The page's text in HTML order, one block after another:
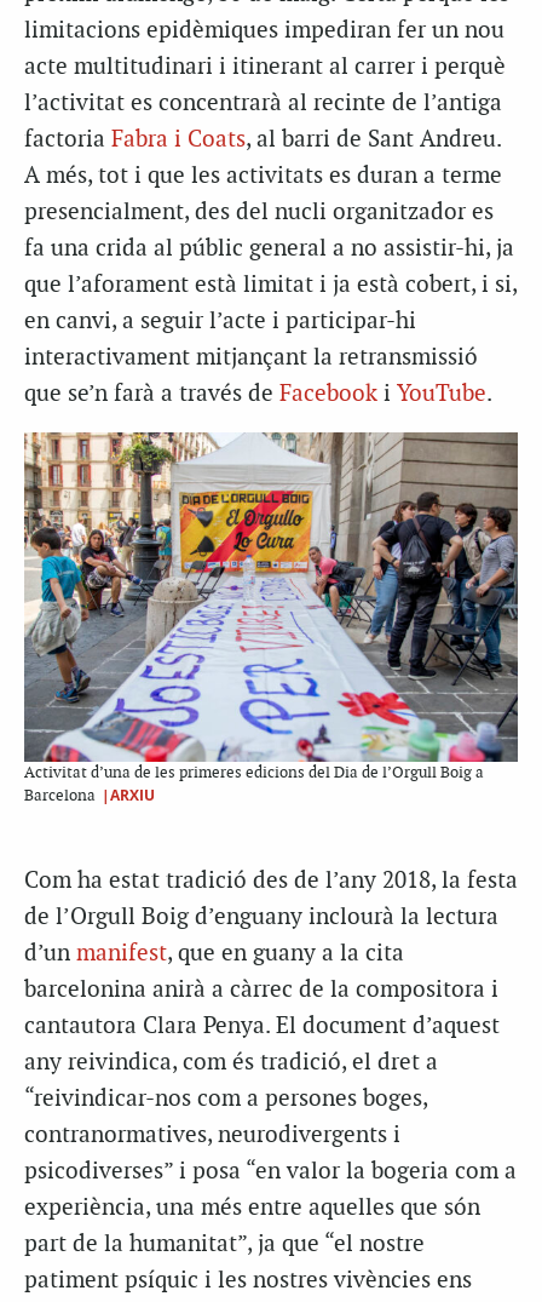
limitacions epidèmiques impediran fer un nou
acte multitudinari i itinerant al carrer i perquè
l’activitat es concentrarà al recinte de l’antiga
factoria Fabra i Coats, al barri de Sant Andreu.
A més, tot i que les activitats es duran a terme
presencialment, des del nucli organitzador es
fa una crida al públic general a no assistir-hi, ja
que l’aforament està limitat i ja està cobert, i si,
en canvi, a seguir l’acte i participar-hi
interactivament mitjançant la retransmissió
que se’n farà a través de Facebook i YouTube.
Activitat d’una de les primeres edicions del Dia de l’Orgull Boig a
Barcelona |ARXIU
Com ha estat tradició des de l’any 2018, la festa
de l’Orgull Boig d’enguany inclourà la lectura
d’un manifest, que en guany a la cita
barcelonina anirà a càrrec de la compositora i
cantautora Clara Penya. El document d’aquest
any reivindica, com és tradició, el dret a
“reivindicar-nos com a persones boges,
contranormatives, neurodivergents i
psicodiverses” i posa “en valor la bogeria com a
experiència, una més entre aquelles que són
part de la humanitat”, ja que “el nostre
patiment psíquic i les nostres vivències ens